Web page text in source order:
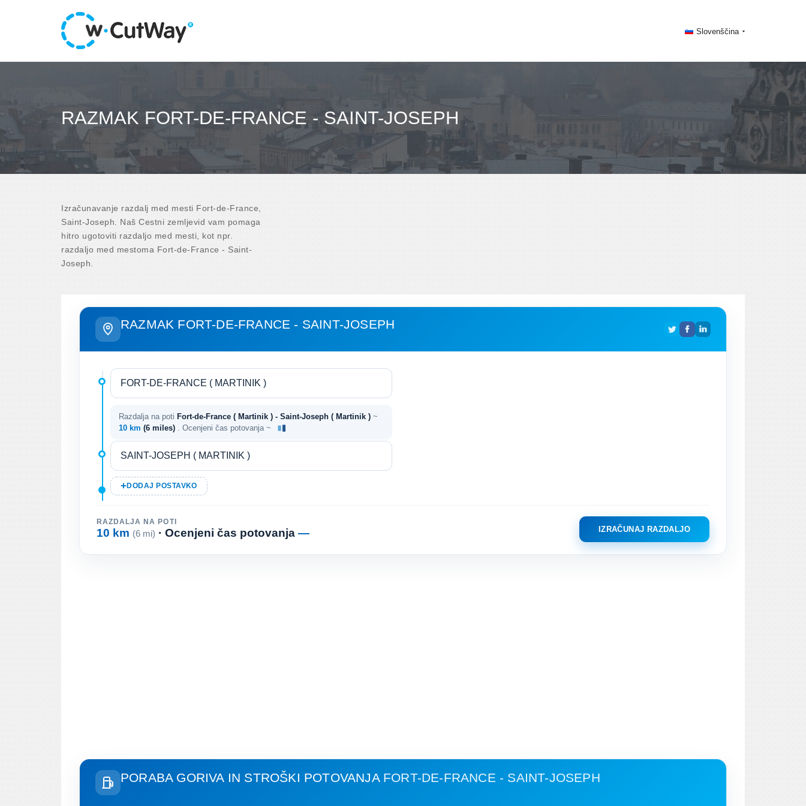
Slovenščina
RAZMAK FORT-DE-FRANCE - SAINT-JOSEPH
Izračunavanje razdalj med mesti Fort-de-France,
Saint-Joseph. Naš Cestni zemljevid vam pomaga
hitro ugotoviti razdaljo med mesti, kot npr.
razdaljo med mestoma Fort-de-France - Saint-
Joseph.
RAZMAK FORT-DE-FRANCE - SAINT-JOSEPH
Razdalja na poti Fort-de-France ( Martinik ) - Saint-Joseph ( Martinik ) ~
10 km (6 miles) . Ocenjeni čas potovanja ~
DODAJ POSTAVKO
RAZDALJA NA POTI
10 km (6 mi) · Ocenjeni čas potovanja — IZRAČUNAJ RAZDALJO
PORABA GORIVA IN STROŠKI POTOVANJA FORT-DE-FRANCE - SAINT-JOSEPH